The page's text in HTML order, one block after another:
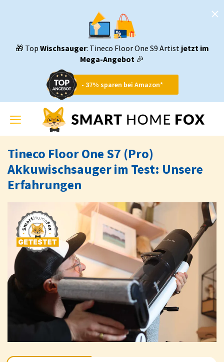
🎁 Top Wischsauger: Tineco Floor One S9 Artist jetzt im
Mega-Angebot 🎉
- 37% sparen bei Amazon*
Toggle
navigation
Tineco Floor One S7 (Pro)
Akkuwischsauger im Test: Unsere
Erfahrungen